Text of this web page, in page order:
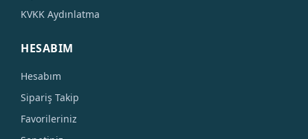
KVKK Aydınlatma
HESABIM
Hesabım
Sipariş Takip
Favorileriniz